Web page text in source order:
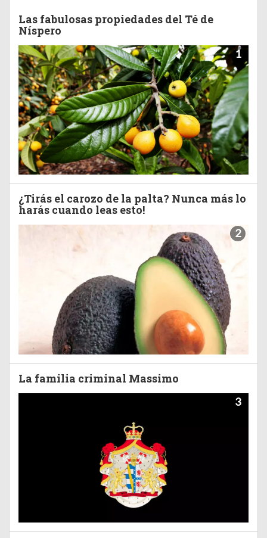
Las fabulosas propiedades del Té de
Níspero
1
¿Tirás el carozo de la palta? Nunca más lo
harás cuando leas esto!
2
La familia criminal Massimo
3